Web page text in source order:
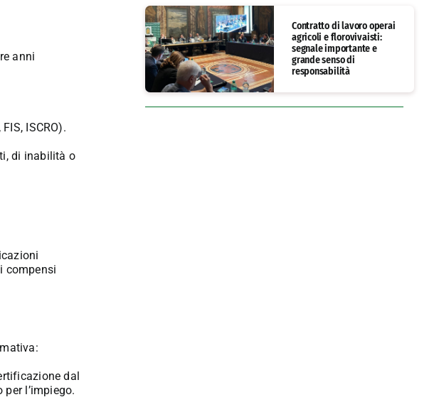
anni
ISCRO).
di inabilità o
compensi
dal
l’impiego.
Contratto di lavoro operai
agricoli e florovivaisti:
segnale importante e
grande senso di
responsabilità